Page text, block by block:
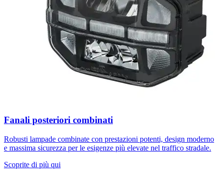
Fanali posteriori combinati
Robusti lampade combinate con prestazioni potenti, design moderno
e massima sicurezza per le esigenze più elevate nel traffico stradale.
Scoprite di più qui